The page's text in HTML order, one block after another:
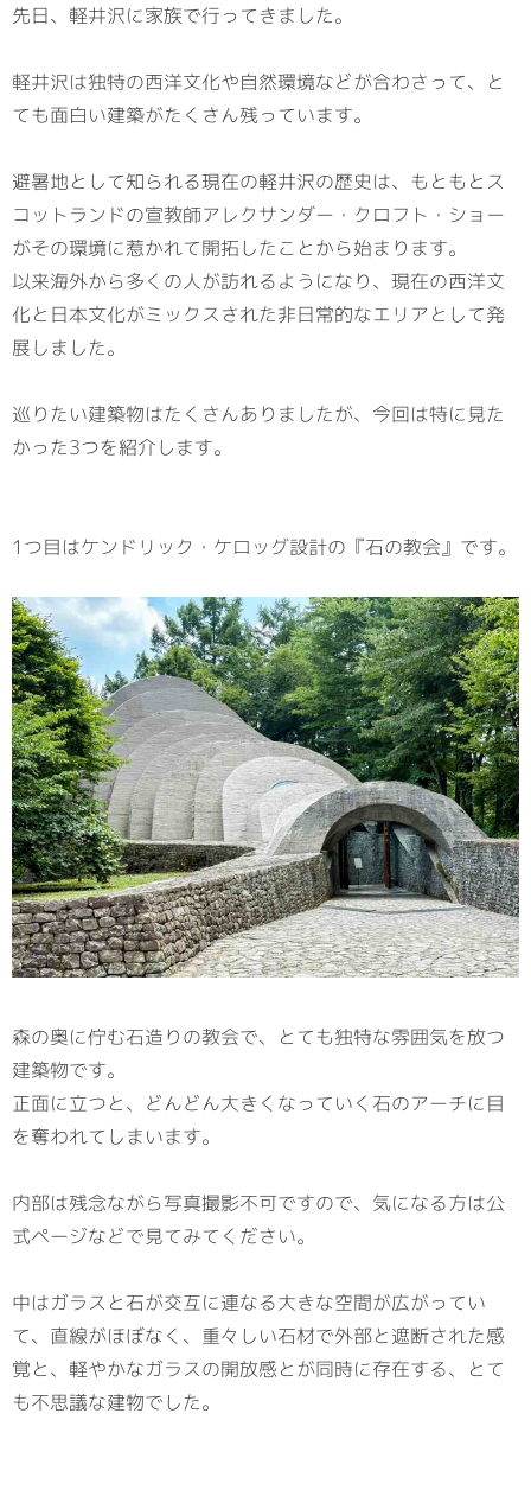
先日、軽井沢に家族で行ってきました。
軽井沢は独特の西洋文化や自然環境などが合わさって、と
ても面白い建築がたくさん残っています。
避暑地として知られる現在の軽井沢の歴史は、もともとス
コットランドの宣教師アレクサンダー・クロフト・ショー
がその環境に惹かれて開拓したことから始まります。
以来海外から多くの人が訪れるようになり、現在の西洋文
化と日本文化がミックスされた非日常的なエリアとして発
展しました。
巡りたい建築物はたくさんありましたが、今回は特に見た
かった3つを紹介します。
1つ目はケンドリック・ケロッグ設計の『石の教会』です。
森の奥に佇む石造りの教会で、とても独特な雰囲気を放つ
建築物です。
正面に立つと、どんどん大きくなっていく石のアーチに目
を奪われてしまいます。
内部は残念ながら写真撮影不可ですので、気になる方は公
式ページなどで見てみてください。
中はガラスと石が交互に連なる大きな空間が広がってい
て、直線がほぼなく、重々しい石材で外部と遮断された感
覚と、軽やかなガラスの開放感とが同時に存在する、とて
も不思議な建物でした。